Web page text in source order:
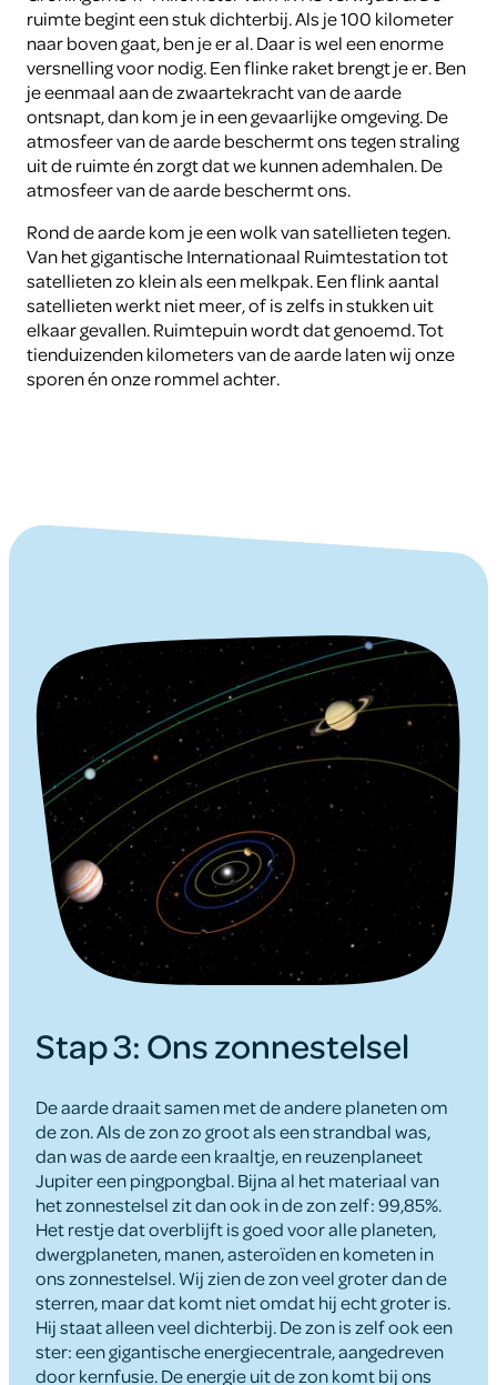
ruimte begint een stuk dichterbij. Als je 100 kilometer
naar boven gaat, ben je er al. Daar is wel een enorme
versnelling voor nodig. Een flinke raket brengt je er. Ben
je eenmaal aan de zwaartekracht van de aarde
ontsnapt, dan kom je in een gevaarlijke omgeving. De
atmosfeer van de aarde beschermt ons tegen straling
uit de ruimte én zorgt dat we kunnen ademhalen. De
atmosfeer van de aarde beschermt ons.
Rond de aarde kom je een wolk van satellieten tegen.
Van het gigantische Internationaal Ruimtestation tot
satellieten zo klein als een melkpak. Een flink aantal
satellieten werkt niet meer, of is zelfs in stukken uit
elkaar gevallen. Ruimtepuin wordt dat genoemd. Tot
tienduizenden kilometers van de aarde laten wij onze
sporen én onze rommel achter.
Stap 3: Ons zonnestelsel
De aarde draait samen met de andere planeten om
de zon. Als de zon zo groot als een strandbal was,
dan was de aarde een kraaltje, en reuzenplaneet
Jupiter een pingpongbal. Bijna al het materiaal van
het zonnestelsel zit dan ook in de zon zelf: 99,85%.
Het restje dat overblijft is goed voor alle planeten,
dwergplaneten, manen, asteroïden en kometen in
ons zonnestelsel. Wij zien de zon veel groter dan de
sterren, maar dat komt niet omdat hij echt groter is.
Hij staat alleen veel dichterbij. De zon is zelf ook een
ster: een gigantische energiecentrale, aangedreven
door kernfusie. De energie uit de zon komt bij ons